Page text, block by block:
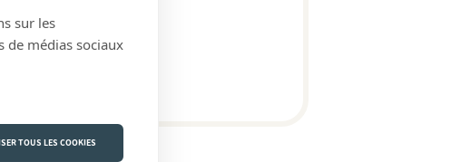
sur les
médias sociaux
TOUS LES COOKIES